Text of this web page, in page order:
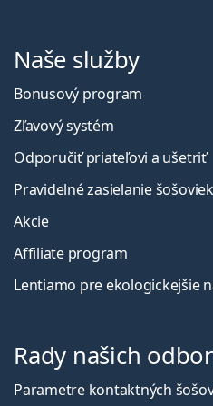
Naše služby
Bonusový program
Zľavový systém
Odporučiť priateľovi a ušetriť
Pravidelné zasielanie šošoviek
Akcie
Affiliate program
Lentiamo pre ekologickejšie
Rady našich
Parametre kontaktných